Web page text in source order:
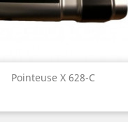
Pointeuse X 628-C